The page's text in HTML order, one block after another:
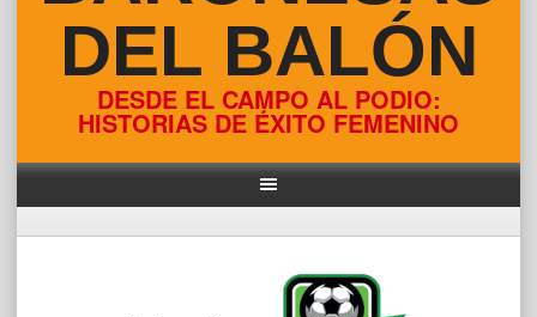
DEL BALÓN
DESDE EL CAMPO AL PODIO:
HISTORIAS DE ÉXITO FEMENINO